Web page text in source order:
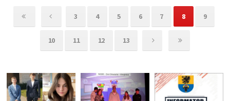
3 4 5 6 7 8 9
10 11 12 13